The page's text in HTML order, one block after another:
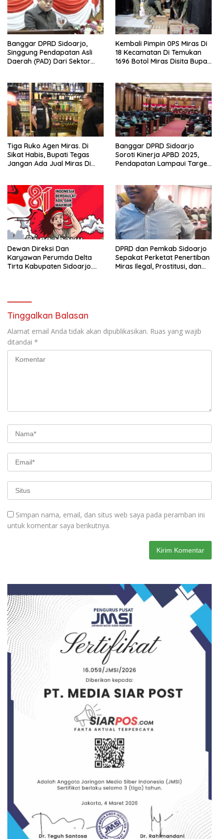
Banggar DPRD Sidoarjo,
Singgung Pendapatan Asli
Daerah (PAD) Dari Sektor
Evaluasi Secara Menyeluruh
Kembali Pimpin 0PS Miras Di
18 Kecamatan Di Temukan
1696 Botol Miras Disita Bupati
Tiga Ruko Agen Miras. Di
Sikat Habis, Bupati Tegas
Jangan Ada Jual Miras Di
Banggar DPRD Sidoarjo
Soroti Kinerja APBD 2025,
Pendapatan Lampaui Target
Dewan Direksi Dan
Karyawan Perumda Delta
Tirta Kabupaten Sidoarjo.
Agustus Tahun 2026
DPRD dan Pemkab Sidoarjo
Sepakat Perketat Penertiban
Miras Ilegal, Prostitusi, dan
Tinggalkan Balasan
Alamat email Anda tidak akan dipublikasikan. Ruas yang wajib
ditandai *
Simpan nama, email, dan situs web saya pada peramban ini
untuk komentar saya berikutnya.